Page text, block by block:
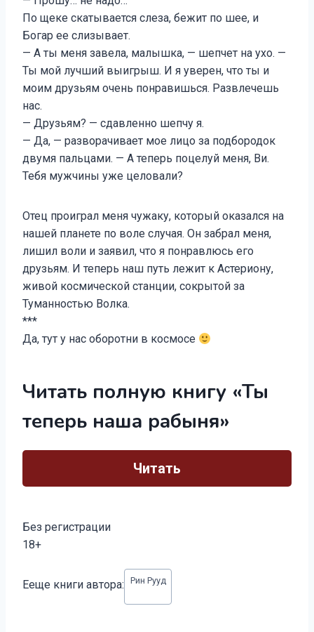
По щеке скатывается слеза, бежит по шее, и
Богар ее слизывает.
— А ты меня завела, малышка, — шепчет на ухо. —
Ты мой лучший выигрыш. И я уверен, что ты и
моим друзьям очень понравишься. Развлечешь
нас.
— Друзьям? — сдавленно шепчу я.
— Да, — разворачивает мое лицо за подбородок
двумя пальцами. — А теперь поцелуй меня, Ви.
Тебя мужчины уже целовали?
Отец проиграл меня чужаку, который оказался на
нашей планете по воле случая. Он забрал меня,
лишил воли и заявил, что я понравлюсь его
друзьям. И теперь наш путь лежит к Астериону,
живой космической станции, сокрытой за
Туманностью Волка.
***
Да, тут у нас оборотни в космосе
Читать полную книгу «Ты
теперь наша рабыня»
Читать
Без регистрации
18+
записи:
Ееще книги автора: Рин Рууд